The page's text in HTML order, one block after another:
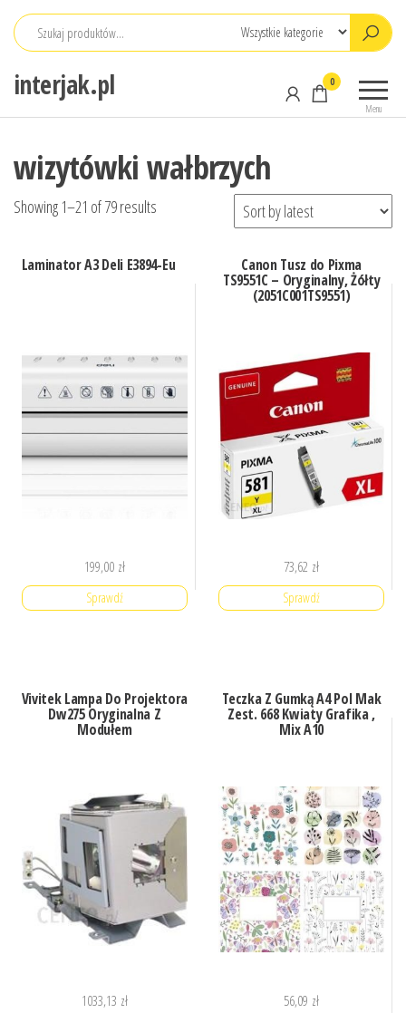
Przejdź
interjak.pl
Menu
0
wizytówki wałbrzych
Showing 1–21 of 79 results
Laminator A3 Deli E3894-Eu
199,00 zł
Sprawdź
Canon Tusz do Pixma
TS9551C – Oryginalny, Żółty
(2051C001TS9551)
73,62 zł
Sprawdź
Vivitek Lampa Do Projektora
Dw275 Oryginalna Z
Modułem
1033,13 zł
Teczka Z Gumką A4 Pol Mak
Zest. 668 Kwiaty Grafika ,
Mix A10
56,09 zł